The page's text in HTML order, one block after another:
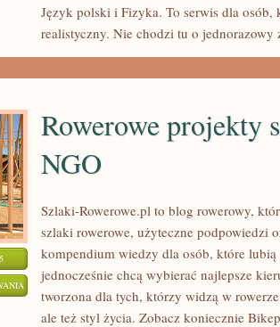
Język polski i Fizyka. To serwis dla osób,
realistyczny. Nie chodzi tu o
ROWEROWE
Rowerowe projekty
NGO
Szlaki-Rowerowe.pl to blog rowerowy,
szlaki rowerowe, użyteczne podpowiedzi
kompendium wiedzy dla osób, które
jednocześnie chcą wybierać najlepsze
tworzona dla tych, którzy widzą w
ale też styl życia. Zobacz koniecznie